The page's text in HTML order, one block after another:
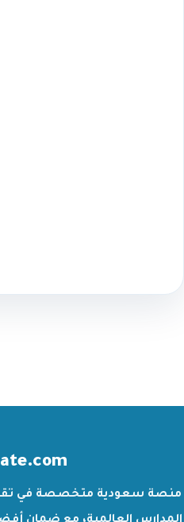
منصة سعودية متخصصة في